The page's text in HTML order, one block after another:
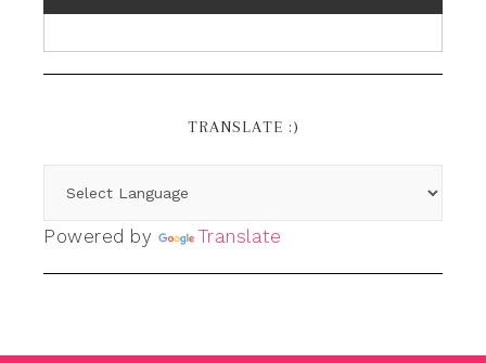
TRANSLATE :)
Powered by Translate